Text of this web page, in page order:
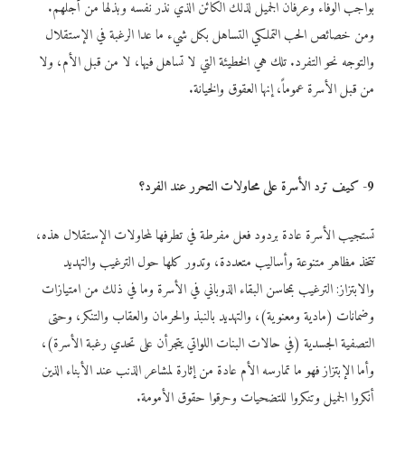
بواجب الوفاء وعرفان الجميل لذلك الكائن الذي نذر نفسه وبذلها من أجلهم.
ومن خصائص الحب التملكي التساهل بكل شيء ما عدا الرغبة في الإستقلال
والتوجه نحو التفرد. تلك هي الخطيئة التي لا تساهل فيها، لا من قبل الأم، ولا
من قبل الأسرة عموماً، إنها العقوق والخيانة.
9- كيف ترد الأسرة على محاولات التحرر عند الفرد؟
تستجيب الأسرة عادة بردود فعل مفرطة في تطرفها لمحاولات الإستقلال هذه،
تتخذ مظاهر متنوعة وأساليب متعددة، وتدور كلها حول الترغيب والتهديد
والابتزاز: الترغيب بمحاسن البقاء الذوباني في الأسرة وما في ذلك من امتيازات
وضمانات (مادية ومعنوية)، والتهديد بالنبذ والحرمان والعقاب والتنكر، وحتى
التصفية الجسدية (في حالات البنات اللواتي يتجرأن على تحدي رغبة الأسرة)،
وأما الإبتزاز فهو ما تمارسه الأم عادة من إثارة لمشاعر الذنب عند الأبناء الذين
أنكروا الجميل وتنكروا للتضحيات وحرقوا حقوق الأمومة.